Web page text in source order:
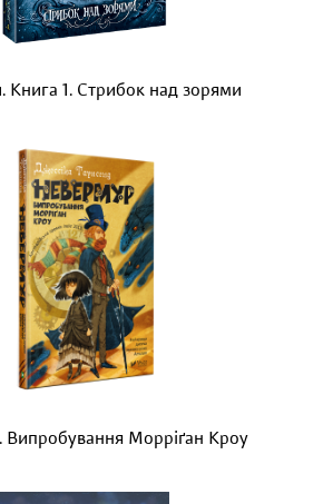
Книга 1. Стрибок над зорями
Випробування Морріґан Кроу